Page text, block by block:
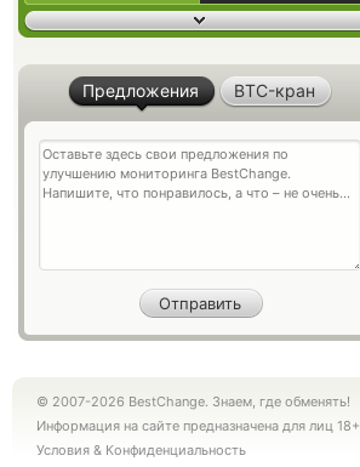
Предложения BTC-кран
© 2007-2026 BestChange. Знаем, где обменять!
Информация на сайте предназначена для лиц 18+
Условия & Конфиденциальность